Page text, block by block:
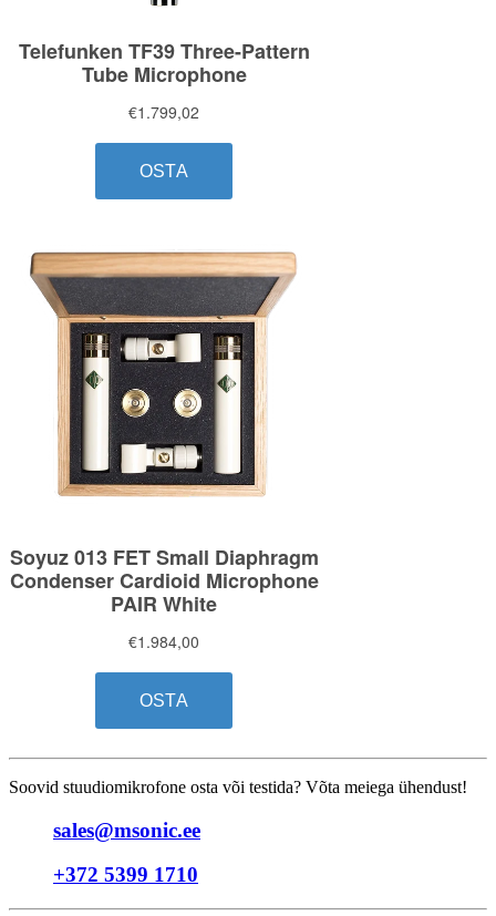
Soovid stuudiomikrofone osta või testida? Võta meiega ühendust!
sales@msonic.ee
+372 5399 1710